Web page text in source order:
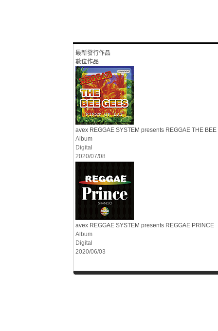
最新發行作品
數位作品
avex REGGAE SYSTEM presents REGGAE THE BEE
Album
Digital
2020/07/08
avex REGGAE SYSTEM presents REGGAE PRINCE
Album
Digital
2020/06/03